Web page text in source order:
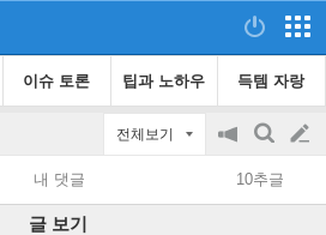
이슈 토론 팁과 노하우 득템 자랑
전체보기
공
지
on/off
검
색
글
쓰
내 댓글 10추글
글 보기